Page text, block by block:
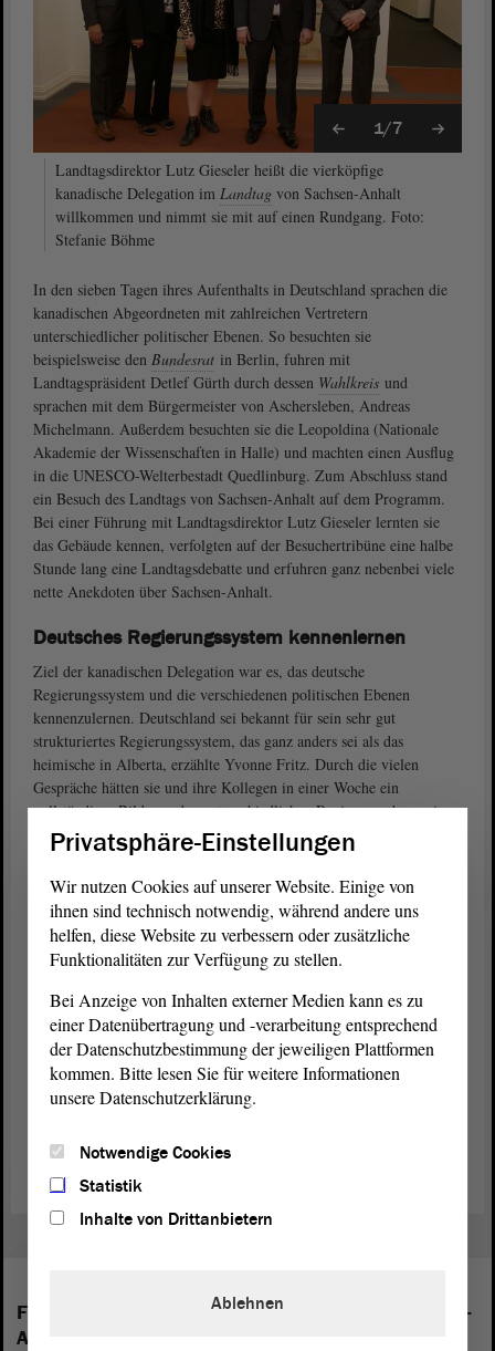
1/7
Landtagsdirektor Lutz Gieseler heißt die vierköpfige
kanadische Delegation im Landtag von Sachsen-Anhalt
willkommen und nimmt sie mit auf einen Rundgang. Foto:
Stefanie Böhme
In den sieben Tagen ihres Aufenthalts in Deutschland sprachen die
kanadischen Abgeordneten mit zahlreichen Vertretern
unterschiedlicher politischer Ebenen. So besuchten sie
beispielsweise den Bundesrat in Berlin, fuhren mit
Landtagspräsident Detlef Gürth durch dessen Wahlkreis und
sprachen mit dem Bürgermeister von Aschersleben, Andreas
Michelmann. Außerdem besuchten sie die Leopoldina (Nationale
Akademie der Wissenschaften in Halle) und machten einen Ausflug
in die UNESCO-Welterbestadt Quedlinburg. Zum Abschluss stand
ein Besuch des Landtags von Sachsen-Anhalt auf dem Programm.
Bei einer Führung mit Landtagsdirektor Lutz Gieseler lernten sie
das Gebäude kennen, verfolgten auf der Besuchertribüne eine halbe
Stunde lang eine Landtagsdebatte und erfuhren ganz nebenbei viele
nette Anekdoten über Sachsen-Anhalt.
Deutsches Regierungssystem kennenlernen
Ziel der kanadischen Delegation war es, das deutsche
Regierungssystem und die verschiedenen politischen Ebenen
kennenzulernen. Deutschland sei bekannt für sein sehr gut
strukturiertes Regierungssystem, das ganz anders sei als das
heimische in Alberta, erzählte Yvonne Fritz. Durch die vielen
Gespräche hätten sie und ihre Kollegen in einer Woche ein
vollständiges Bild von den unterschiedlichen Regierungsebenen in
Deutschland erhalten. Sachsen-Anhalt als Reiseziel sei zudem ganz
bewusst gewählt worden, da man hier gut sehen könne, wie die
Region von der Wiedervereinigung profitiert habe.
Begeistert von Menschen und Natur
Am letzten Tag der Reise zog die vierköpfige kanadische Delegation
beeindruckend.“ Vor allem die Stimme, die die Regierung den
Menschen durch die verschiedenen Regierungsebenen gegeben habe,
hat die Kanadier sehr fasziniert. Sie waren begeistert von der
Großzügigkeit der Menschen, die sie getroffen haben, und von der
Schönheit der Region. Yvonne Fritz sagte abschließend: „Wir
gern wiederkommen.“
Folgende Fraktionen sind im Landtag von Sachsen-
Anhalt vertreten:
Privatsphäre-Einstellungen
Wir nutzen Cookies auf unserer Website. Einige von
ihnen sind technisch notwendig, während andere uns
helfen, diese Website zu verbessern oder zusätzliche
Funktionalitäten zur Verfügung zu stellen.
Bei Anzeige von Inhalten externer Medien kann es zu
einer Datenübertragung und -verarbeitung entsprechend
der Datenschutzbestimmung der jeweiligen Plattformen
kommen. Bitte lesen Sie für weitere Informationen
unsere Datenschutzerklärung.
Notwendige Cookies
Statistik
Inhalte von Drittanbietern
Ablehnen